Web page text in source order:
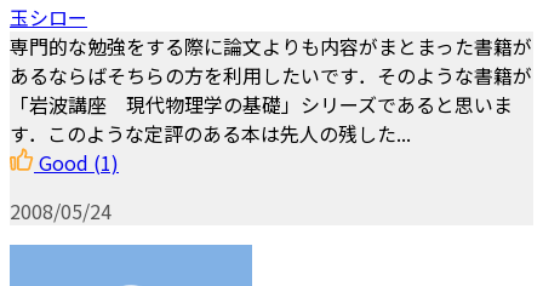
玉シロー
専門的な勉強をする際に論文よりも内容がまとまった書籍が
あるならばそちらの方を利用したいです．そのような書籍が
「岩波講座 現代物理学の基礎」シリーズであると思いま
す．このような定評のある本は先人の残した...
Good (1)
2008/05/24